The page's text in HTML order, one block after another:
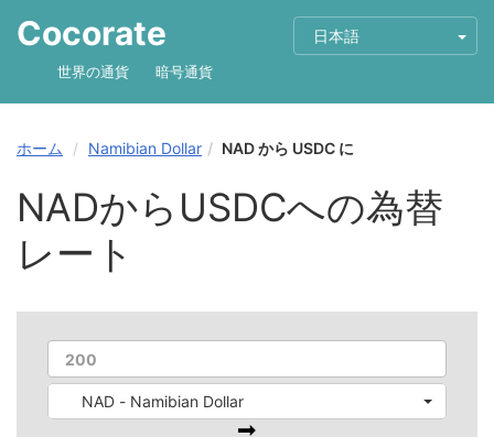
Cocorate 日本語
世界の通貨 暗号通貨
ホーム Namibian Dollar NAD から USDC に
NADからUSDCへの為替
レート
NAD - Namibian Dollar